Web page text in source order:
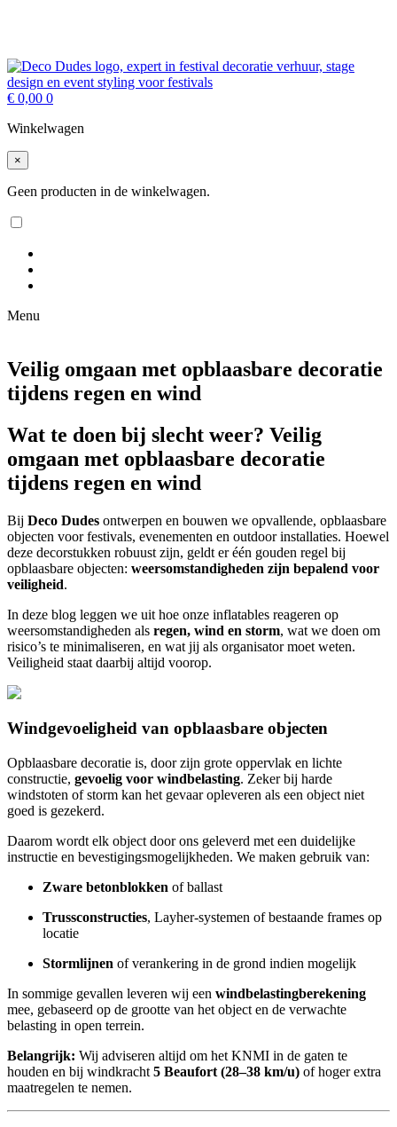
€ 0,00 0
Winkelwagen
×
Geen producten in de winkelwagen.
Menu
Veilig omgaan met opblaasbare decoratie
tijdens regen en wind
Wat te doen bij slecht weer? Veilig
omgaan met opblaasbare decoratie
tijdens regen en wind
Bij Deco Dudes ontwerpen en bouwen we opvallende, opblaasbare
objecten voor festivals, evenementen en outdoor installaties. Hoewel
deze decorstukken robuust zijn, geldt er één gouden regel bij
opblaasbare objecten: weersomstandigheden zijn bepalend voor
veiligheid.
In deze blog leggen we uit hoe onze inflatables reageren op
weersomstandigheden als regen, wind en storm, wat we doen om
risico’s te minimaliseren, en wat jij als organisator moet weten.
Veiligheid staat daarbij altijd voorop.
Windgevoeligheid van opblaasbare objecten
Opblaasbare decoratie is, door zijn grote oppervlak en lichte
constructie, gevoelig voor windbelasting. Zeker bij harde
windstoten of storm kan het gevaar opleveren als een object niet
goed is gezekerd.
Daarom wordt elk object door ons geleverd met een duidelijke
instructie en bevestigingsmogelijkheden. We maken gebruik van:
Zware betonblokken of ballast
Trussconstructies, Layher-systemen of bestaande frames op
locatie
Stormlijnen of verankering in de grond indien mogelijk
In sommige gevallen leveren wij een windbelastingberekening
mee, gebaseerd op de grootte van het object en de verwachte
belasting in open terrein.
Belangrijk: Wij adviseren altijd om het KNMI in de gaten te
houden en bij windkracht 5 Beaufort (28–38 km/u) of hoger extra
maatregelen te nemen.